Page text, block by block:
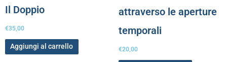
Il Doppio
€35,00
Aggiungi al carrello
attraverso le aperture
temporali
€20,00